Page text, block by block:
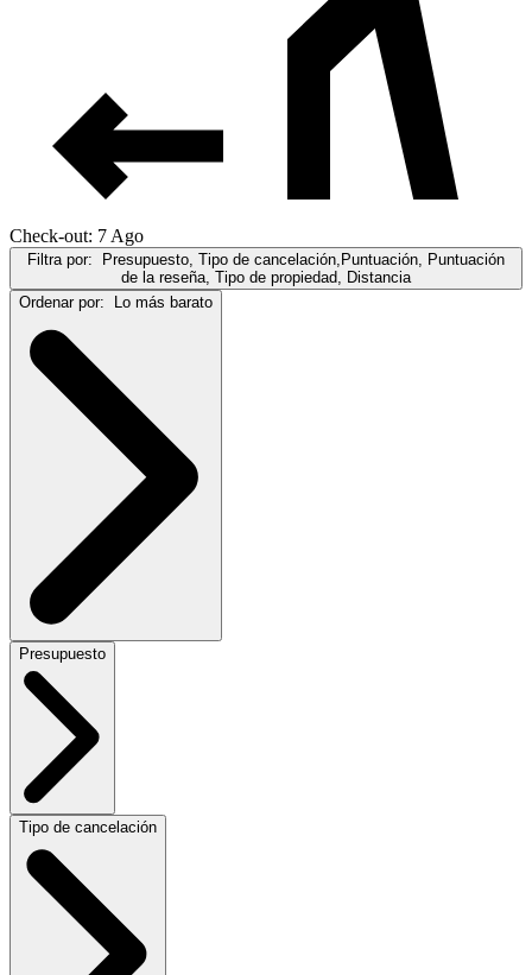
Check-out: 7 Ago
Filtra por:
Presupuesto, Tipo de cancelación,Puntuación, Puntuación
de la reseña, Tipo de propiedad, Distancia
Ordenar por:
Lo más barato
Presupuesto
Tipo de cancelación